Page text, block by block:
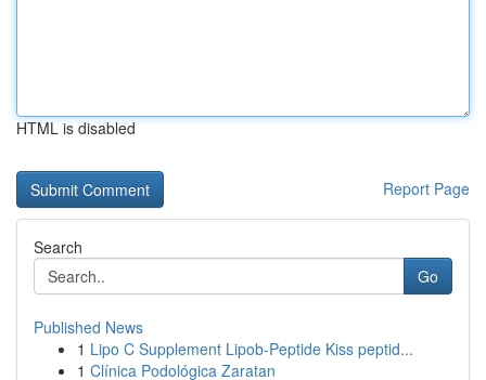
HTML is disabled
Report Page
Search
Go
Published News
1 Lipo C Supplement Lipob-Peptide Kiss peptid...
1 Clínica Podológica Zaratan